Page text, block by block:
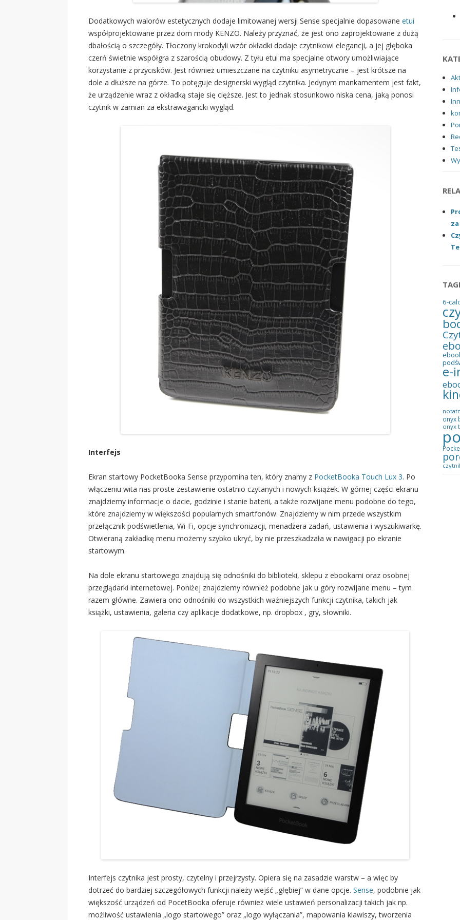
Dodatkowych walorów estetycznych dodaje limitowanej wersji Sense specjalnie dopasowane etui
współprojektowane przez dom mody KENZO. Należy przyznać, że jest ono zaprojektowane z dużą
dbałością o szczegóły. Tłoczony krokodyli wzór okładki dodaje czytnikowi elegancji, a jej głęboka
czerń świetnie współgra z szarością obudowy. Z tyłu etui ma specjalne otwory umożliwiające
korzystanie z przycisków. Jest również umieszczane na czytniku asymetrycznie – jest krótsze na
dole a dłuższe na górze. To potęguje designerski wygląd czytnika. Jedynym mankamentem jest fakt,
że urządzenie wraz z okładką staje się cięższe. Jest to jednak stosunkowo niska cena, jaką ponosi
czytnik w zamian za ekstrawagancki wygląd.
Interfejs
Ekran startowy PocketBooka Sense przypomina ten, który znamy z PocketBooka Touch Lux 3. Po
włączeniu wita nas proste zestawienie ostatnio czytanych i nowych książek. W górnej części ekranu
znajdziemy informacje o dacie, godzinie i stanie baterii, a także rozwijane menu podobne do tego,
które znajdziemy w większości popularnych smartfonów. Znajdziemy w nim przede wszystkim
przełącznik podświetlenia, Wi-Fi, opcje synchronizacji, menadżera zadań, ustawienia i wyszukiwarkę.
Otwieraną zakładkę menu możemy szybko ukryć, by nie przeszkadzała w nawigacji po ekranie
startowym.
Na dole ekranu startowego znajdują się odnośniki do biblioteki, sklepu z ebookami oraz osobnej
przeglądarki internetowej. Poniżej znajdziemy również podobne jak u góry rozwijane menu – tym
razem główne. Zawiera ono odnośniki do wszystkich ważniejszych funkcji czytnika, takich jak
książki, ustawienia, galeria czy aplikacje dodatkowe, np. dropbox , gry, słowniki.
Interfejs czytnika jest prosty, czytelny i przejrzysty. Opiera się na zasadzie warstw – a więc by
dotrzeć do bardziej szczegółowych funkcji należy wejść „głębiej” w dane opcje. Sense, podobnie jak
większość urządzeń od PocetBooka oferuje również wiele ustawień personalizacji takich jak np.
możliwość ustawienia „logo startowego” oraz „logo wyłączania”, mapowania klawiszy, tworzenia
6-
e-
onyx
onyx